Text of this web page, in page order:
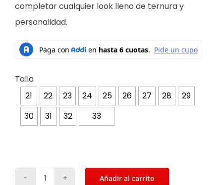
completar cualquier look lleno de ternura y
personalidad.
Talla
21
22 23 24 25 26 27 28
29
30
31 32 33
Añadir al carrito